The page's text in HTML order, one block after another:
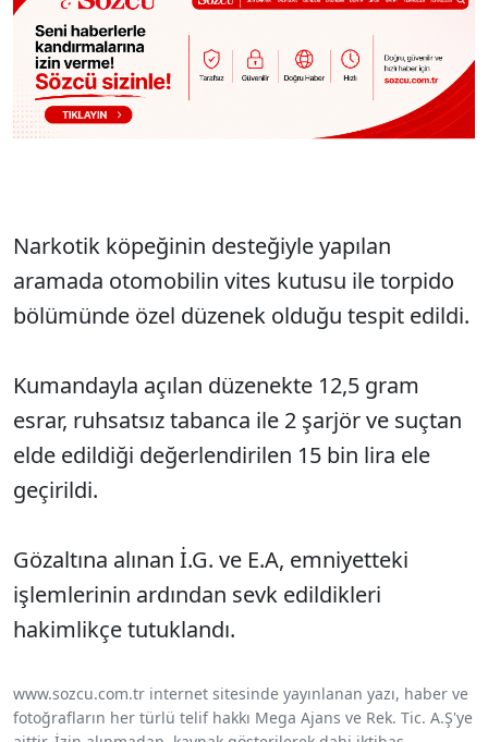
Narkotik köpeğinin desteğiyle yapılan
aramada otomobilin vites kutusu ile torpido
bölümünde özel düzenek olduğu tespit edildi.
Kumandayla açılan düzenekte 12,5 gram
esrar, ruhsatsız tabanca ile 2 şarjör ve suçtan
elde edildiği değerlendirilen 15 bin lira ele
geçirildi.
Gözaltına alınan İ.G. ve E.A, emniyetteki
işlemlerinin ardından sevk edildikleri
hakimlikçe tutuklandı.​​​​
www.sozcu.com.tr internet sitesinde yayınlanan yazı, haber ve
fotoğrafların her türlü telif hakkı Mega Ajans ve Rek. Tic. A.Ş'ye